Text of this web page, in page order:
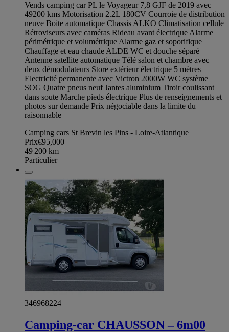
Vends camping car PL le Voyageur 7,8 GJF de 2019 avec
49200 kms Motorisation 2.2L 180CV Courroie de distribution
neuve Boite automatique Chassis ALKO Climatisation cellule
Rétroviseurs avec caméras Rideau avant électrique Alarme
périmétrique et volumétrique Alarme gaz et soporifique
Chauffage et eau chaude ALDE WC et douche séparé
Antenne satellite automatique Télé salon et chambre avec
deux démodulateurs Store extérieur électrique 5 mètres
Electricité permanente avec Victron 2000W WC système
SOG Quatre pneus neuf Jantes aluminium Tiroir coulissant
dans soute Marche pieds électrique Plus de renseignements et
photos sur demande Prix négociable dans la limite du
raisonnable
Camping cars St Brevin les Pins - Loire-Atlantique
Prix€95,000
49 200 km
Particulier
346968224
Camping-car CHAUSSON – 6m00